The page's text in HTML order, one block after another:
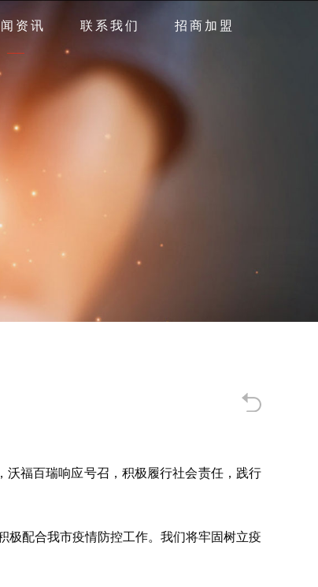
资讯 联系我们 招商加盟
沃福百瑞响应号召，积极履行社会责任，践行
极配合我市疫情防控工作。我们将牢固树立疫